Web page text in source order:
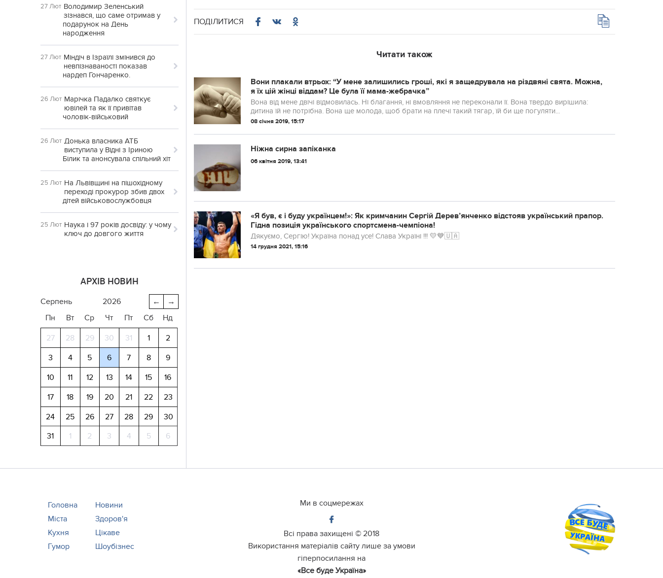
27 Лют Володимир Зеленський
зізнався, що саме отримав у
подарунок на День
народження
27 Лют Міндіч в Ізраїлі змінився до
невпізнаваності показав
нардеп Гончаренко.
26 Лют Марічка Падалко святкує
ювілей та як її привітав
чоловік-військовий
26 Лют Донька власника АТБ
виступила у Відні з Іриною
Білик та анонсувала спільний хіт
25 Лют На Львівщині на пішохідному
переході прокурор збив двох
дітей військовослужбовця
25 Лют Наука і 97 років досвіду: у чому
ключ до довгого життя
АРХІВ НОВИН
→
←
серпень
2026
Пн
Вт Ср Чт Пт Сб Нд
27 28 29 30 31 1
2
3
4 5 6 7 8
9
10
11 12 13 14 15
16
17
18 19 20 21 22
23
24
25 26 27 28 29
30
31
1 2 3 4 5 6
ПОДІЛИТИСЯ
Читати також
Вони плакали втрьох: “У мене залишились гроші, які я защедрувала на різдвяні свята. Можна,
я їх цій жінці віддам? Це була її мама-жебрачка”
Вона від мене двічі відмовилась. Ні благання, ні вмовляння не переконали її. Вона твердо вирішила:
дитина їй не потрібна. Вона ще молода, щоб брати на плечі такий тягар, їй би ще погуляти...
08 січня 2019, 15:17
Ніжна сирна запіканка
06 квітня 2019, 13:41
«Я був, є і буду українцем!»: Як кримчанин Сергій Дерев’янченко відстояв український прапор.
Гідна позиція українського спортсмена-чемпіона!
Дякуємо, Сергію! Україна понад усе! Слава Україні !!! 💛💙🇺🇦
14 грудня 2021, 15:16
Головна
Новини
Міста
Здоров'я
Кухня
Цікаве
Гумор
Шоубізнес
Ми в соцмережах
Всі права захищені © 2018
Використання матеріалів сайту лише за умови
гіперпосилання на
«Все буде Україна»